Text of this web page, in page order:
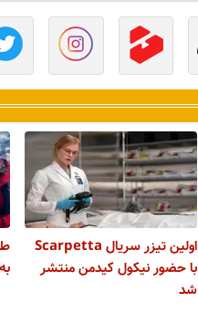
اولین تیزر سریال Scarpetta
با حضور نیکول کیدمن منتشر
شد